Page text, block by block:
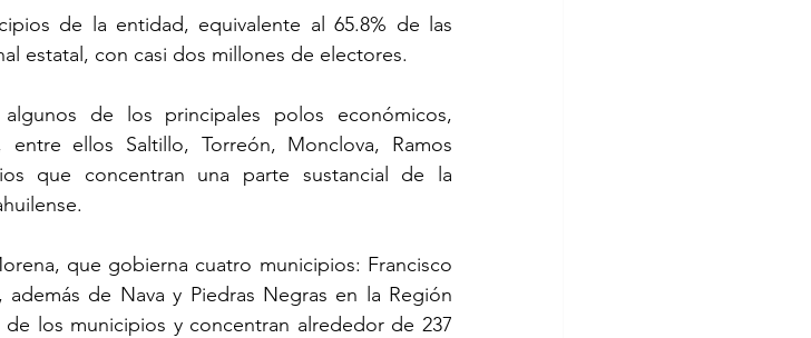
de la entidad, equivalente al 65.8% de las
estatal, con casi dos millones de electores.
de los principales polos económicos,
ellos Saltillo, Torreón, Monclova, Ramos
que concentran una parte sustancial de la
que gobierna cuatro municipios: Francisco
de Nava y Piedras Negras en la Región
los municipios y concentran alrededor de 237